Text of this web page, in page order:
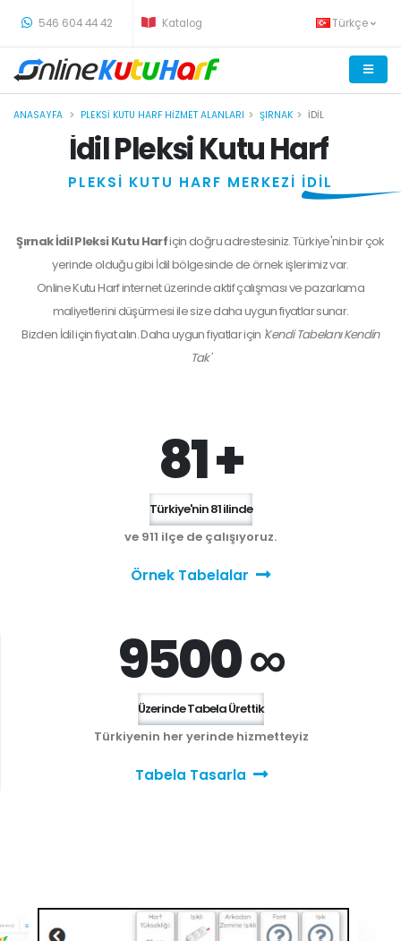
546 604 44 42 Katalog Türkçe
ANASAYFA PLEKSI KUTU HARF HIZMET ALANLARI ŞIRNAK İDIL
İdil Pleksi Kutu Harf
PLEKSİ KUTU HARF MERKEZİ İDİL
Şırnak İdil Pleksi Kutu Harfiçin doğru adrestesiniz. Türkiye'nin bir çok
yerinde olduğu gibi İdil bölgesinde de örnek işlerimiz var.
Online Kutu Harf internet üzerinde aktif çalışması ve pazarlama
maliyetlerini düşürmesi ile size daha uygun fiyatlar sunar.
Bizden İdiliçin fiyat alın. Daha uygun fiyatlar için 'Kendi Tabelanı Kendin
Tak'
81 +
Türkiye'nin 81 ilinde
ve 911 ilçe de çalışıyoruz.
Örnek Tabelalar
9500 ∞
Üzerinde Tabela Ürettik
Türkiyenin her yerinde hizmetteyiz
Tabela Tasarla